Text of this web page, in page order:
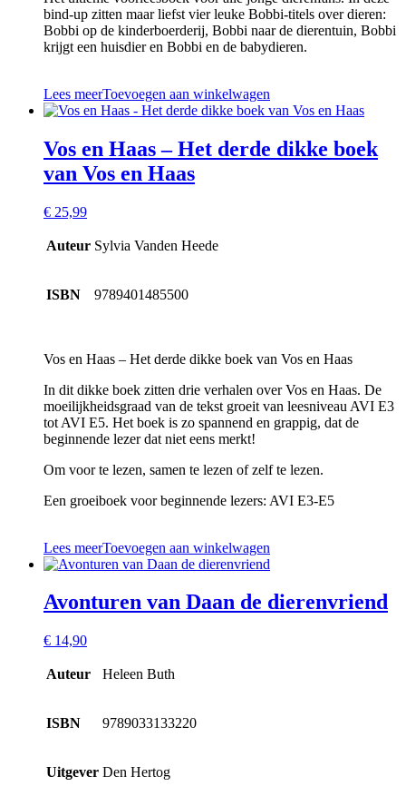
bind-up zitten maar liefst vier leuke Bobbi-titels over dieren:
Bobbi op de kinderboerderij, Bobbi naar de dierentuin, Bobbi
krijgt een huisdier en Bobbi en de babydieren.
Lees meerToevoegen aan winkelwagen
Vos en Haas – Het derde dikke boek
van Vos en Haas
€ 25,99
Auteur Sylvia Vanden Heede
ISBN 9789401485500
Vos en Haas – Het derde dikke boek van Vos en Haas
In dit dikke boek zitten drie verhalen over Vos en Haas. De
moeilijkheidsgraad van de tekst groeit van leesniveau AVI E3
tot AVI E5. Het boek is zo spannend en grappig, dat de
beginnende lezer dat niet eens merkt!
Om voor te lezen, samen te lezen of zelf te lezen.
Een groeiboek voor beginnende lezers: AVI E3-E5
Lees meerToevoegen aan winkelwagen
Avonturen van Daan de dierenvriend
€ 14,90
Auteur Heleen Buth
ISBN 9789033133220
Uitgever Den Hertog